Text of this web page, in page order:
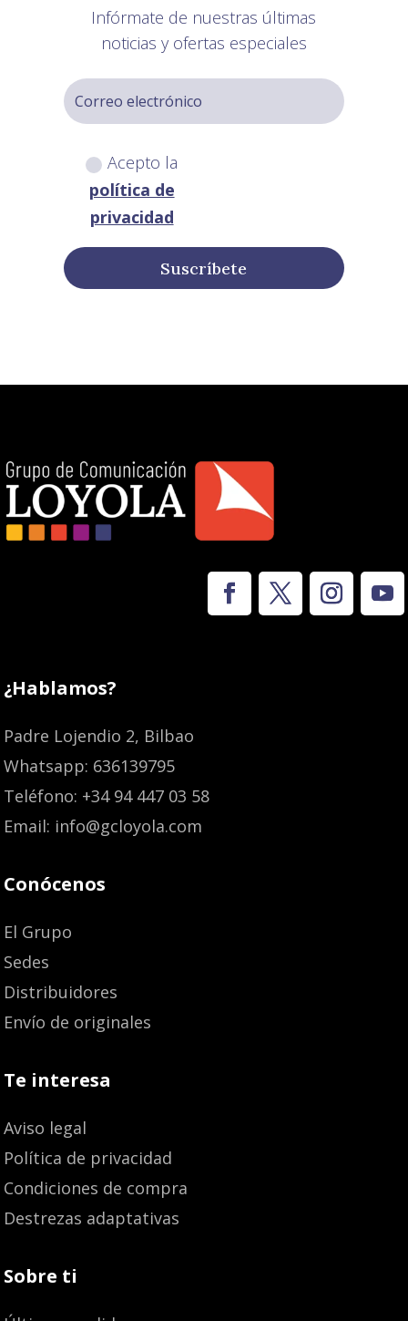
Infórmate de nuestras últimas
noticias y ofertas especiales
Acepto la
política de
privacidad
Suscríbete
¿Hablamos?
Padre Lojendio 2, Bilbao
Whatsapp: 636139795
Teléfono: +34 94 447 03 58
Email: info@gcloyola.com
Conócenos
El Grupo
Sedes
Distribuidores
Envío de originales
Te interesa
Aviso legal
Política de privacidad
Condiciones de compra
Destrezas adaptativas
Sobre ti